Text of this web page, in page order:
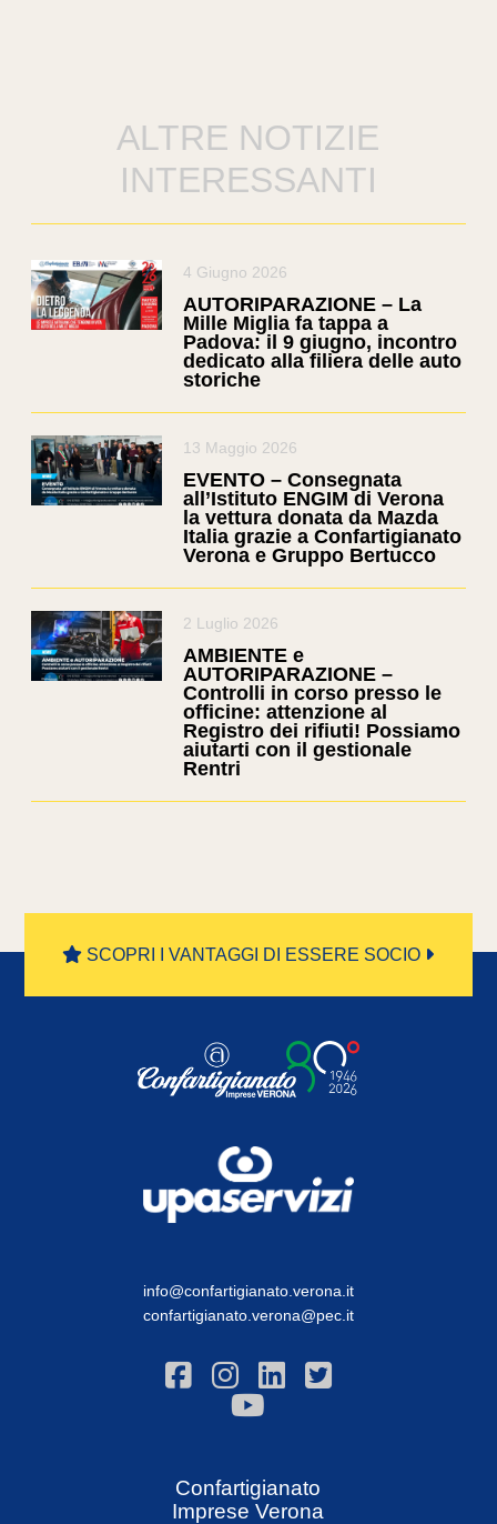
ALTRE NOTIZIE
INTERESSANTI
4 Giugno 2026
AUTORIPARAZIONE – La
Mille Miglia fa tappa a
Padova: il 9 giugno, incontro
dedicato alla filiera delle auto
storiche
13 Maggio 2026
EVENTO – Consegnata
all’Istituto ENGIM di Verona
la vettura donata da Mazda
Italia grazie a Confartigianato
Verona e Gruppo Bertucco
2 Luglio 2026
AMBIENTE e
AUTORIPARAZIONE –
Controlli in corso presso le
officine: attenzione al
Registro dei rifiuti! Possiamo
aiutarti con il gestionale
Rentri
SCOPRI I VANTAGGI DI ESSERE SOCIO
info@confartigianato.verona.it
confartigianato.verona@pec.it
Confartigianato
Imprese Verona